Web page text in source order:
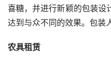
喜糖，并进行新颖的包装设
达到与众不同的效果。包装
农具租赁